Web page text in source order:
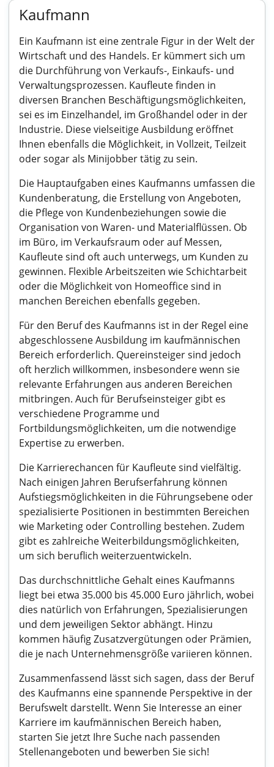
Kaufmann
Ein Kaufmann ist eine zentrale Figur in der Welt der
Wirtschaft und des Handels. Er kümmert sich um
die Durchführung von Verkaufs-, Einkaufs- und
Verwaltungsprozessen. Kaufleute finden in
diversen Branchen Beschäftigungsmöglichkeiten,
sei es im Einzelhandel, im Großhandel oder in der
Industrie. Diese vielseitige Ausbildung eröffnet
Ihnen ebenfalls die Möglichkeit, in Vollzeit, Teilzeit
oder sogar als Minijobber tätig zu sein.
Die Hauptaufgaben eines Kaufmanns umfassen die
Kundenberatung, die Erstellung von Angeboten,
die Pflege von Kundenbeziehungen sowie die
Organisation von Waren- und Materialflüssen. Ob
im Büro, im Verkaufsraum oder auf Messen,
Kaufleute sind oft auch unterwegs, um Kunden zu
gewinnen. Flexible Arbeitszeiten wie Schichtarbeit
oder die Möglichkeit von Homeoffice sind in
manchen Bereichen ebenfalls gegeben.
Für den Beruf des Kaufmanns ist in der Regel eine
abgeschlossene Ausbildung im kaufmännischen
Bereich erforderlich. Quereinsteiger sind jedoch
oft herzlich willkommen, insbesondere wenn sie
relevante Erfahrungen aus anderen Bereichen
mitbringen. Auch für Berufseinsteiger gibt es
verschiedene Programme und
Fortbildungsmöglichkeiten, um die notwendige
Expertise zu erwerben.
Die Karrierechancen für Kaufleute sind vielfältig.
Nach einigen Jahren Berufserfahrung können
Aufstiegsmöglichkeiten in die Führungsebene oder
spezialisierte Positionen in bestimmten Bereichen
wie Marketing oder Controlling bestehen. Zudem
gibt es zahlreiche Weiterbildungsmöglichkeiten,
um sich beruflich weiterzuentwickeln.
Das durchschnittliche Gehalt eines Kaufmanns
liegt bei etwa 35.000 bis 45.000 Euro jährlich, wobei
dies natürlich von Erfahrungen, Spezialisierungen
und dem jeweiligen Sektor abhängt. Hinzu
kommen häufig Zusatzvergütungen oder Prämien,
die je nach Unternehmensgröße variieren können.
Zusammenfassend lässt sich sagen, dass der Beruf
des Kaufmanns eine spannende Perspektive in der
Berufswelt darstellt. Wenn Sie Interesse an einer
Karriere im kaufmännischen Bereich haben,
starten Sie jetzt Ihre Suche nach passenden
Stellenangeboten und bewerben Sie sich!